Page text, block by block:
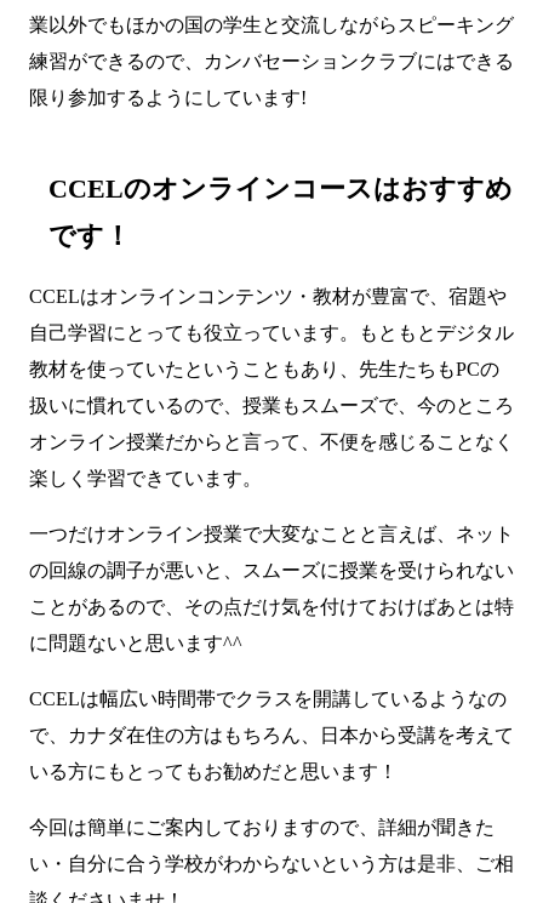
業以外でもほかの国の学生と交流しながらスピーキング
練習ができるので、カンバセーションクラブにはできる
限り参加するようにしています!
CCELのオンラインコースはおすすめ
です！
CCELはオンラインコンテンツ・教材が豊富で、宿題や
自己学習にとっても役立っています。もともとデジタル
教材を使っていたということもあり、先生たちもPCの
扱いに慣れているので、授業もスムーズで、今のところ
オンライン授業だからと言って、不便を感じることなく
楽しく学習できています。
一つだけオンライン授業で大変なことと言えば、ネット
の回線の調子が悪いと、スムーズに授業を受けられない
ことがあるので、その点だけ気を付けておけばあとは特
に問題ないと思います^^
CCELは幅広い時間帯でクラスを開講しているようなの
で、カナダ在住の方はもちろん、日本から受講を考えて
いる方にもとってもお勧めだと思います！
今回は簡単にご案内しておりますので、詳細が聞きた
い・自分に合う学校がわからないという方は是非、ご相